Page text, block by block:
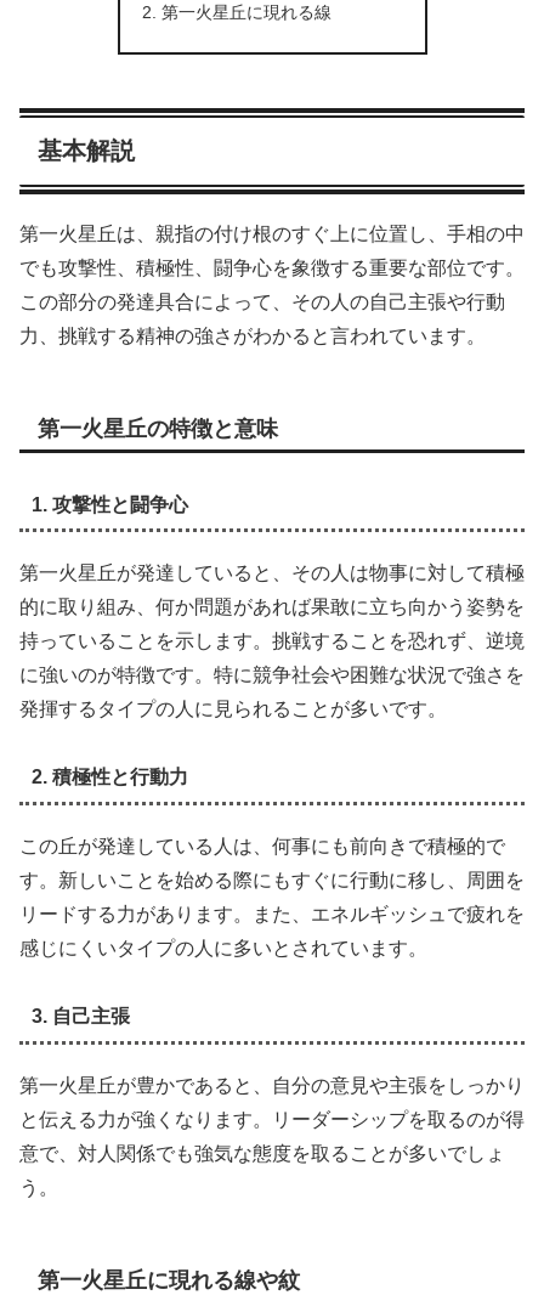
第一火星丘に現れる線
基本解説
第一火星丘は、親指の付け根のすぐ上に位置し、手相の中
でも攻撃性、積極性、闘争心を象徴する重要な部位です。
この部分の発達具合によって、その人の自己主張や行動
力、挑戦する精神の強さがわかると言われています。
第一火星丘の特徴と意味
1. 攻撃性と闘争心
第一火星丘が発達していると、その人は物事に対して積極
的に取り組み、何か問題があれば果敢に立ち向かう姿勢を
持っていることを示します。挑戦することを恐れず、逆境
に強いのが特徴です。特に競争社会や困難な状況で強さを
発揮するタイプの人に見られることが多いです。
2. 積極性と行動力
この丘が発達している人は、何事にも前向きで積極的で
す。新しいことを始める際にもすぐに行動に移し、周囲を
リードする力があります。また、エネルギッシュで疲れを
感じにくいタイプの人に多いとされています。
3. 自己主張
第一火星丘が豊かであると、自分の意見や主張をしっかり
と伝える力が強くなります。リーダーシップを取るのが得
意で、対人関係でも強気な態度を取ることが多いでしょ
う。
第一火星丘に現れる線や紋